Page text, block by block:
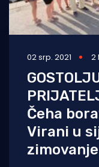
02 srp. 2021 2
Čeha
Virani u